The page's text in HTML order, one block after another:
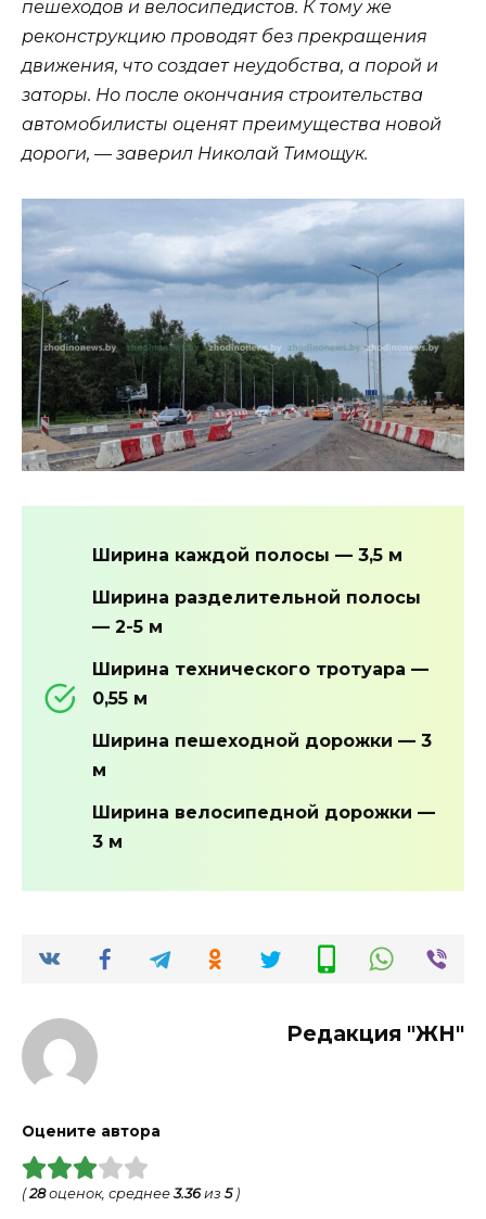
пешеходов и велосипедистов. К тому же
реконструкцию проводят без прекращения
движения, что создает неудобства, а порой и
заторы. Но после окончания строительства
автомобилисты оценят преимущества новой
дороги, — заверил Николай Тимощук.
Ширина каждой полосы — 3,5 м
Ширина разделительной полосы
— 2-5 м
Ширина технического тротуара —
0,55 м
Ширина пешеходной дорожки — 3
м
Ширина велосипедной дорожки —
3 м
Редакция "ЖН"
Оцените автора
(28оценок, среднее3.36из 5)